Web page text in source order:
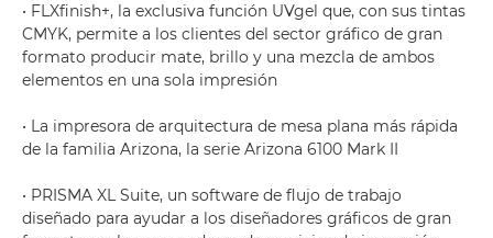
• FLXfinish+, la exclusiva función UVgel que, con sus tintas
CMYK, permite a los clientes del sector gráfico de gran
formato producir mate, brillo y una mezcla de ambos
elementos en una sola impresión
• La impresora de arquitectura de mesa plana más rápida
de la familia Arizona, la serie Arizona 6100 Mark II
• PRISMA XL Suite, un software de flujo de trabajo
diseñado para ayudar a los diseñadores gráficos de gran